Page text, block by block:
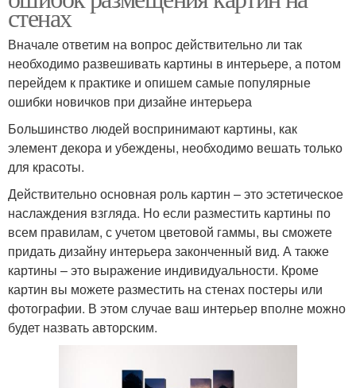
стенах
Вначале ответим на вопрос действительно ли так
необходимо развешивать картины в интерьере, а потом
перейдем к практике и опишем самые популярные
ошибки новичков при дизайне интерьера
Большинство людей воспринимают картины, как
элемент декора и убеждены, необходимо вешать только
для красоты.
Действительно основная роль картин – это эстетическое
наслаждения взгляда. Но если разместить картины по
всем правилам, с учетом цветовой гаммы, вы сможете
придать дизайну интерьера законченный вид. А также
картины – это выражение индивидуальности. Кроме
картин вы можете разместить на стенах постеры или
фотографии. В этом случае ваш интерьер вполне можно
будет назвать авторским.